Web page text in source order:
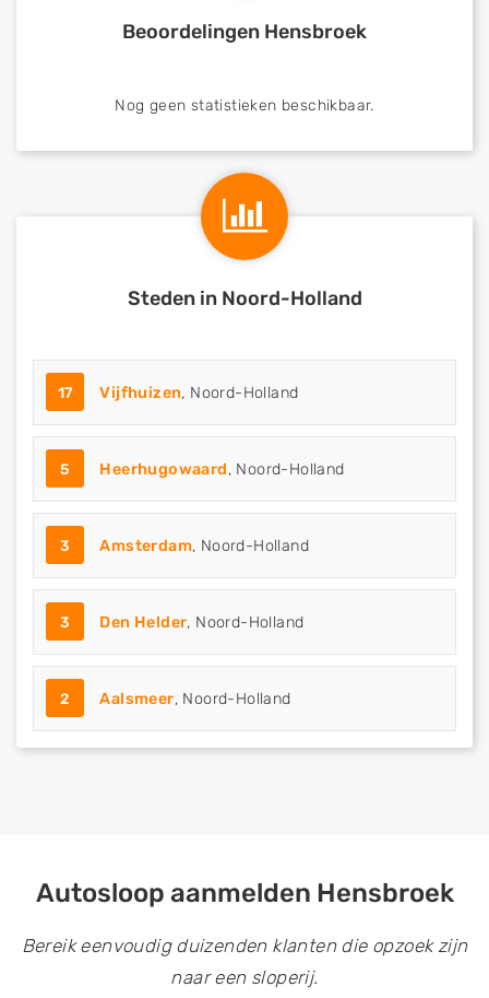
Beoordelingen Hensbroek
Nog geen statistieken beschikbaar.
Steden in Noord-Holland
17 Vijfhuizen, Noord-Holland
5 Heerhugowaard, Noord-Holland
3 Amsterdam, Noord-Holland
3 Den Helder, Noord-Holland
2 Aalsmeer, Noord-Holland
Autosloop aanmelden Hensbroek
Bereik eenvoudig duizenden klanten die opzoek zijn
naar een sloperij.